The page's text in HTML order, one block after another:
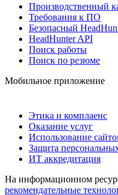
Производственный
Требования к ПО
Безопасный
HeadHunter API
Поиск работы
Поиск по резюме
Мобильное приложение
Этика и комплаенс
Оказание услуг
Использование
Защита
ИТ аккредитация
На информационном
рекомендательные